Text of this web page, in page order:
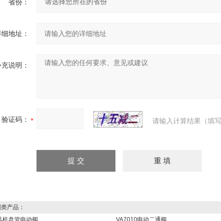
省份：
地址：
说明：
验证码： 请输入计算结果（填
产品：
机盘管电动阀
VA7010电动二通阀